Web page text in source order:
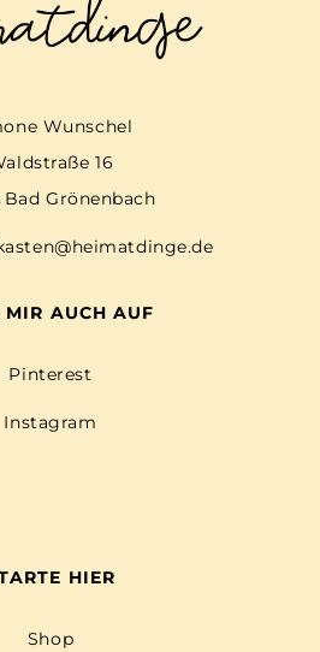
Wunschel
16
Bad Grönenbach
MIR AUCH AUF
Pinterest
Instagram
HIER
Shop